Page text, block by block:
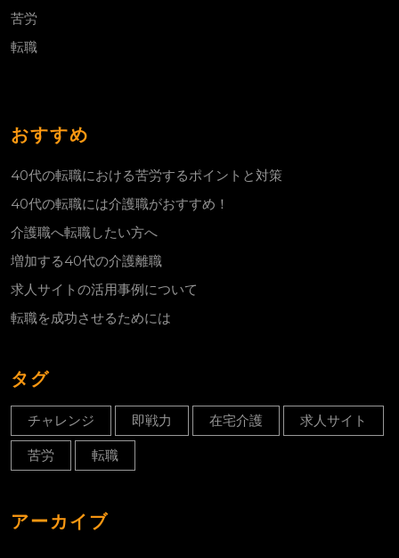
苦労
転職
おすすめ
40代の転職における苦労するポイントと対策
40代の転職には介護職がおすすめ！
介護職へ転職したい方へ
増加する40代の介護離職
求人サイトの活用事例について
転職を成功させるためには
タグ
チャレンジ 即戦力 在宅介護 求人サイト
苦労 転職
アーカイブ